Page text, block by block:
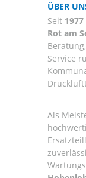
ÜBER
Seit 1977
Rot am
Service
Als